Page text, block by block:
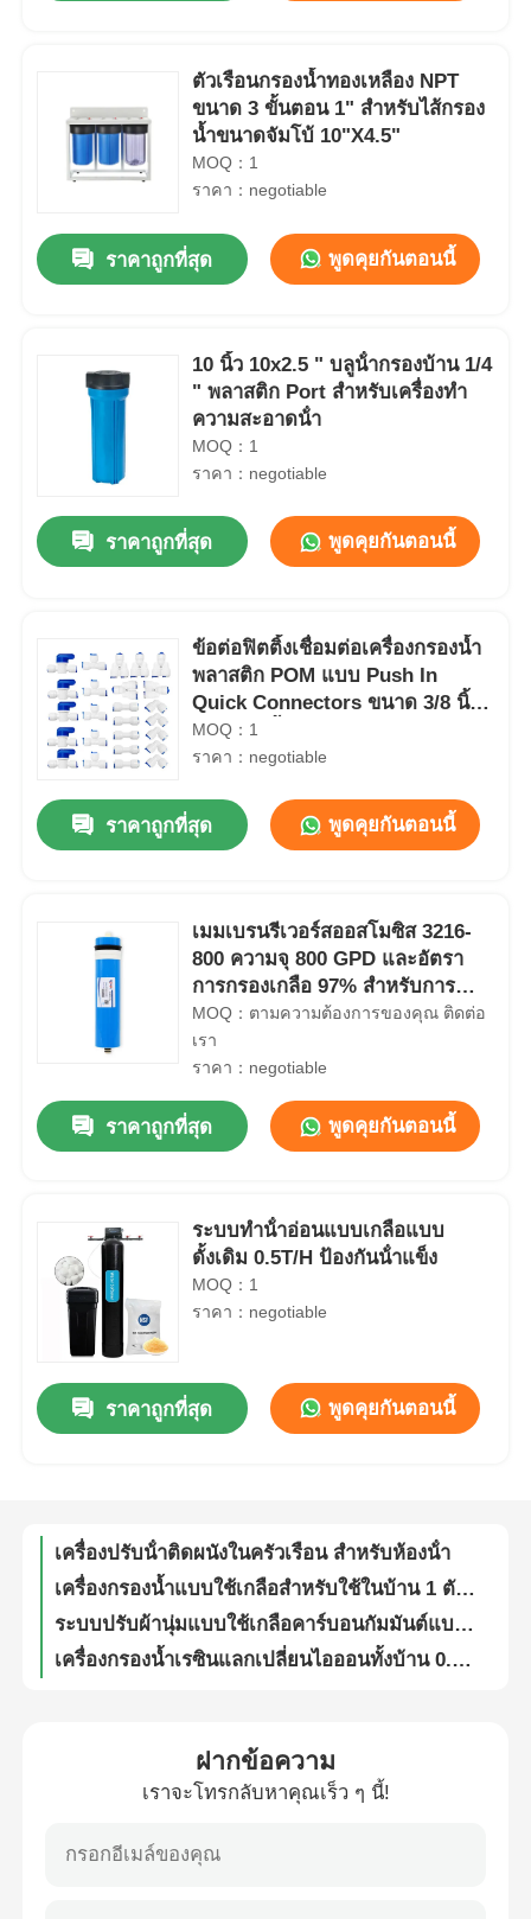
ผลิตภัณฑ์
วิดีโอ
ทัวร์โรงงาน
ติดต่อเรา
ตัวเรือนกรองน้ำทองเหลือง NPT
ขนาด 3 ขั้นตอน 1" สำหรับไส้กรอง
น้ำขนาดจัมโบ้ 10"X4.5"
MOQ：1
ราคา：negotiable
ราคาถูกที่สุด พูดคุยกันตอนนี้
10 นิ้ว 10x2.5 " บลูน้ํากรองบ้าน 1/4
" พลาสติก Port สําหรับเครื่องทํา
ความสะอาดน้ํา
MOQ：1
ราคา：negotiable
ราคาถูกที่สุด พูดคุยกันตอนนี้
ข้อต่อฟิตติ้งเชื่อมต่อเครื่องกรองน้ำ
พลาสติก POM แบบ Push In
Quick Connectors ขนาด 3/8 นิ้ว
และ 1/4 นิ้ว
MOQ：1
ราคา：negotiable
ราคาถูกที่สุด พูดคุยกันตอนนี้
เมมเบรนรีเวอร์สออสโมซิส 3216-
800 ความจุ 800 GPD และอัตรา
การกรองเกลือ 97% สำหรับการ
กำจัดโลหะหนัก
MOQ：ตามความต้องการของคุณ ติดต่อ
เรา
ราคา：negotiable
ราคาถูกที่สุด พูดคุยกันตอนนี้
ระบบทําน้ําอ่อนแบบเกลือแบบ
ดั้งเดิม 0.5T/H ป้องกันน้ําแข็ง
MOQ：1
ราคา：negotiable
ราคาถูกที่สุด พูดคุยกันตอนนี้
เครื่องกรองน้ำแบบควบคุมอัตโนมัติอัจฉริยะสำหรับห้องน้ำ: การฟื้นฟูแบบ Downflow และ Upflow
ระบบอ่อนน้ําแข็งประจําบ้านอัตโนมัติ 1T/H พร้อมถังสับ
เครื่องปรับน้ําติดผนังในครัวเรือน สําหรับห้องน้ํา
ฝากข้อความ
เราจะโทรกลับหาคุณเร็ว ๆ นี้!